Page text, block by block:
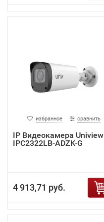
избранное сравнить
IP Видеокамера Uniview
IPC2322LB-ADZK-G
4 913,71 руб.